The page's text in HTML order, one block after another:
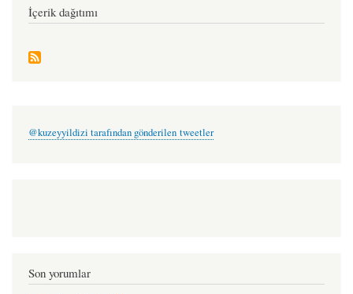
İçerik dağıtımı
@kuzeyyildizi tarafından gönderilen tweetler
Son yorumlar